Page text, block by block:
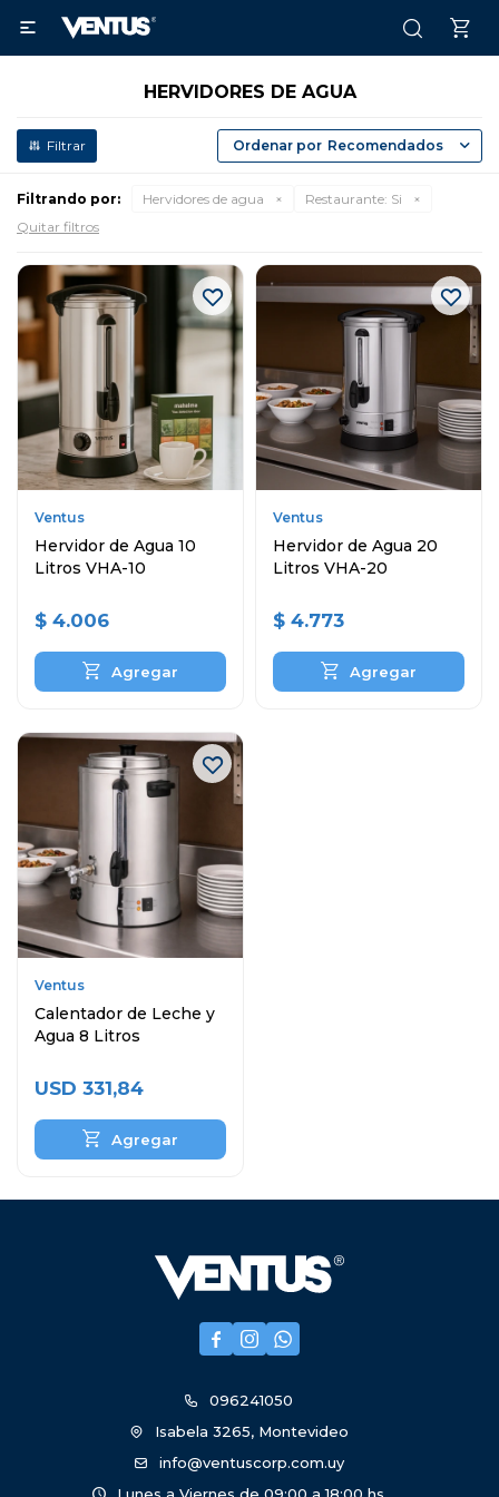

HERVIDORES DE AGUA
Recomendados
Filtrando por: Hervidores de agua Restaurante: Si
Quitar filtros
Ventus
Hervidor de Agua 10
Litros VHA-10
$ 4.006
Ventus
Hervidor de Agua 20
Litros VHA-20
$ 4.773
Ventus
Calentador de Leche y
Agua 8 Litros
USD 331,84
  
096241050
Isabela 3265, Montevideo
info@ventuscorp.com.uy